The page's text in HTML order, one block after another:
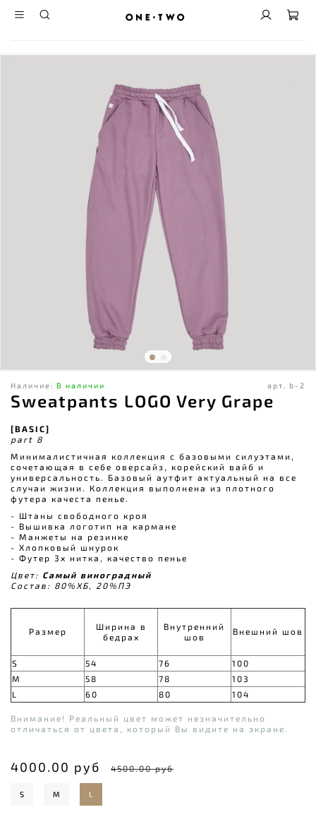
арт. b-2
Наличие: В наличии
Sweatpants LOGO Very Grape
4000.00 руб 4500.00 руб
S M L
[BASIC]
part 8
Минималистичная коллекция с базовыми силуэтами,
сочетающая в себе оверсайз, корейский вайб и
универсальность. Базовый аутфит актуальный на все
случаи жизни. Коллекция выполнена из плотного
футера качеста пенье.
- Штаны свободного кроя
- Вышивка логотип на кармане
- Манжеты на резинке
- Хлопковый шнурок
- Футер 3х нитка, качество пенье
Цвет: Самый виноградный
Состав: 80%ХБ, 20%ПЭ
Размер
Ширина в
бедрах
Внутренний
шов
Внешний шов
S 54 76
100
M
58 78
103
L
60 80 104
Внимание! Реальный цвет может незначительно
отличаться от цвета, который Вы видите на экране.